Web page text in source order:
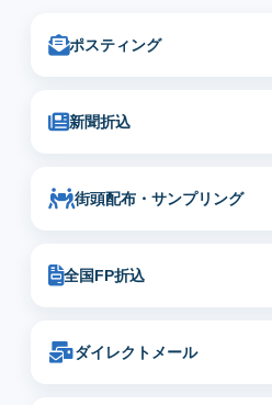
ポスティング
新聞折込
街頭配布・サンプリング
全国FP折込
ダイレクトメール